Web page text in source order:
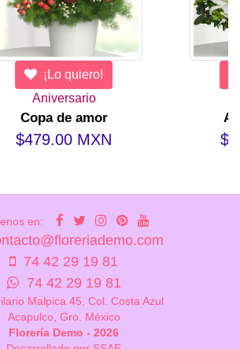
¡Lo quiero!
Aniversario
Copa de amor
$479.00 MXN
en:
74 42 29 19 81
74 42 29 19 81
Malpica 45, Col. Costa Azul
Acapulco, Gro. México
Florería Demo - 2026